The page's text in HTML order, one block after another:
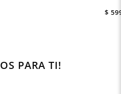
$
PARA TI!